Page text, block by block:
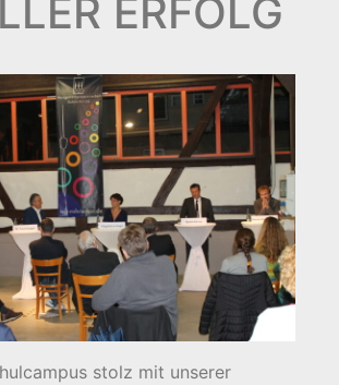
ERFOLG
stolz mit unserer